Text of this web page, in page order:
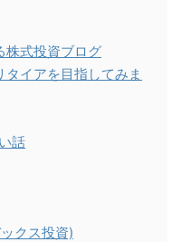
株式投資ブログ
イアを目指してみま
話
クス投資)